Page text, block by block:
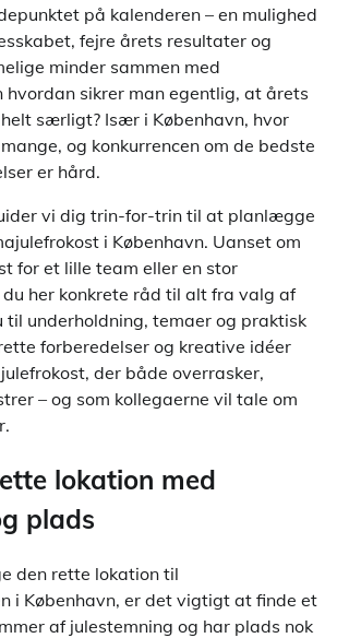
på kalenderen – en mulighed
fejre årets resultater og
minder sammen med
hvordan sikrer man egentlig, at årets
særligt? Især i København, hvor
og konkurrencen om de bedste
er hård.
vi dig trin-for-trin til at planlægge
i København. Uanset om
for et lille team eller en stor
her konkrete råd til alt fra valg af
til underholdning, temaer og praktisk
forberedelser og kreative idéer
der både overrasker,
– og som kollegaerne vil tale om
lokation med
plads
den rette lokation til
i København, er det vigtigt at finde et
af julestemning og har plads nok